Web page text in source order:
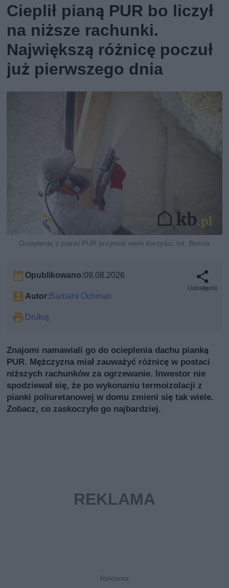
Cieplił pianą PUR bo liczył
na niższe rachunki.
Największą różnicę poczuł
już pierwszego dnia
Ocieplenie z pianki PUR przynosi wiele korzyści, fot. Boena
Opublikowano:09.08.2026
Autor:Barbara Ochman
Drukuj
Udostępnij
Znajomi namawiali go do ocieplenia dachu pianką
PUR. Mężczyzna miał zauważyć różnicę w postaci
niższych rachunków za ogrzewanie. Inwestor nie
spodziewał się, że po wykonaniu termoizolacji z
pianki poliuretanowej w domu zmieni się tak wiele.
Zobacz, co zaskoczyło go najbardziej.